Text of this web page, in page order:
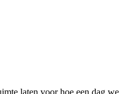
laten voor hoe een dag